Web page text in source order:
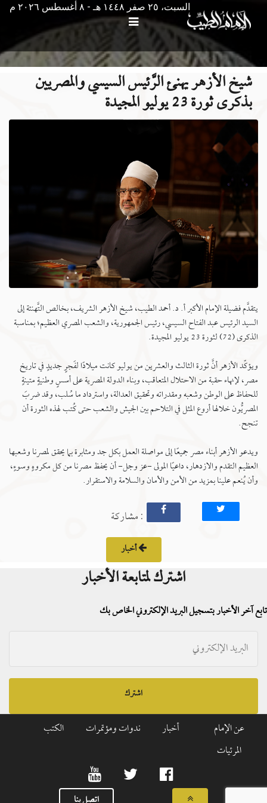
السبت، ٢٥ صفر ١٤٤٨ هـ - ۸ أغسطس ۲۰۲٦ م
شيخ الأزهر يهنئ الرَّئيس السيسي والمصريين
بذكرى ثورة 23 يوليو المجيدة
يتقدَّم فضيلة الإمام الأكبر أ. د. أحمد الطيب، شيخ الأزهر الشريف، بخالص التَّهنئة إلى
السيد الرئيس عبد الفتاح ‏السيسي، رئيس الجمهورية، والشعب المصري العظيم؛ بمناسبة
الذكرى (72) لثورة 23 يوليو المجيدة.‏
ويؤكِّد الأزهر أنَّ ثورة الثالث والعشرين من يوليو كانت ميلادًا لفَجرٍ جديدٍ في تاريخ
مصر، لإنهاء حقبة ‏من الاحتلال المتعاقب، وبناء الدولة المصرية على أسسٍ وطنيةٍ متينةٍ
للحفاظ على الوطن ‏وشعبه ومقدراته وتحقيق العدالة، واسترداد ما سُلب، وقد ضربَ
المصريُّون خلالها أروع المثل في التلاحم ‏بين الجيش والشعب حتى كُتب لهذه الثورة أن
تنجح.‏
ويدعو الأزهر أبناء مصر جميعًا إلى مواصلة العمل بكل جد ومثابرة بما ‏يحقق لمصرنا وشعبها
العظيم التقدم والازدهار، داعيًا المولى -عز وجل- أن يحفظ مصرنا من كل مكروهٍ وسوءٍ،
وأن يُنعم ‏علينا بمزيد من الأمن والأمان والسلامة والاستقرار.‏
: مشاركة
أخبار
اشترك لمتابعة الأخبار
تابع آخر الأخبار بتسجيل البريد الإلكتروني الخاص بك
اشترك
عن الإمام أخبار ندوات ومؤتمرات
الكتب
المرئيات